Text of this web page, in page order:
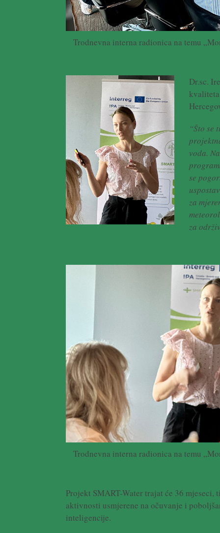
Trodnevna interna radionica na temu
Dr.sc.
“Što se
voda.
se
za
za
Trodnevna interna radionica na temu
Projekt SMART-Water trajat će 36
aktivnosti usmjerene na očuvanje i
inteligencije.